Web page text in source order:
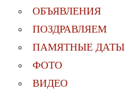
ОБЪЯВЛЕНИЯ
ПОЗДРАВЛЯЕМ
ПАМЯТНЫЕ ДАТЫ
ФОТО
ВИДЕО